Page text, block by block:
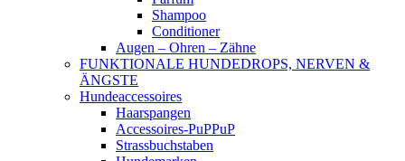
Shampoo
Conditioner
Augen – Ohren – Zähne
FUNKTIONALE HUNDEDROPS, NERVEN &
ÄNGSTE
Hundeaccessoires
Haarspangen
Accessoires-PuPPuP
Strassbuchstaben